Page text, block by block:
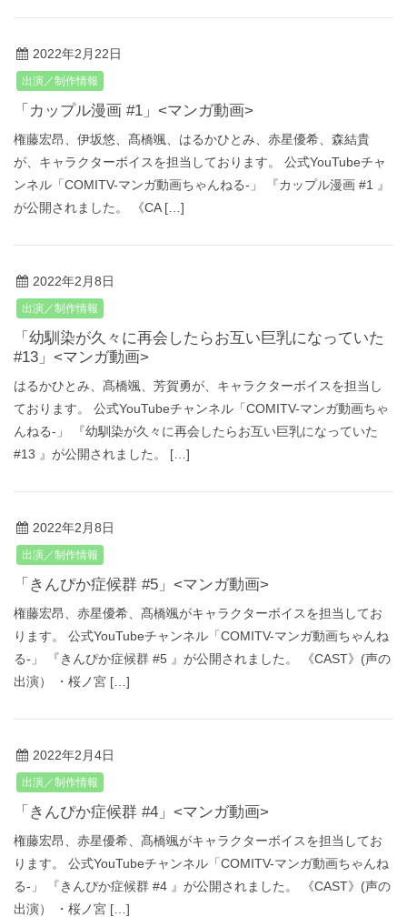
2022年2月22日
出演／制作情報
「カップル漫画 #1」<マンガ動画>
権藤宏昂、伊坂悠、髙橋颯、はるかひとみ、赤星優希、森結貴
が、キャラクターボイスを担当しております。 公式YouTubeチャ
ンネル「COMITV-マンガ動画ちゃんねる‐」 『カップル漫画 #1 』
が公開されました。 《CA […]
2022年2月8日
出演／制作情報
「幼馴染が久々に再会したらお互い巨乳になっていた
#13」<マンガ動画>
はるかひとみ、髙橋颯、芳賀勇が、キャラクターボイスを担当し
ております。 公式YouTubeチャンネル「COMITV-マンガ動画ちゃ
んねる‐」 『幼馴染が久々に再会したらお互い巨乳になっていた
#13 』が公開されました。 […]
2022年2月8日
出演／制作情報
「きんぴか症候群 #5」<マンガ動画>
権藤宏昂、赤星優希、髙橋颯がキャラクターボイスを担当してお
ります。 公式YouTubeチャンネル「COMITV-マンガ動画ちゃんね
る‐」 『きんぴか症候群 #5 』が公開されました。 《CAST》(声の
出演） ・桜ノ宮 […]
2022年2月4日
出演／制作情報
「きんぴか症候群 #4」<マンガ動画>
権藤宏昂、赤星優希、髙橋颯がキャラクターボイスを担当してお
ります。 公式YouTubeチャンネル「COMITV-マンガ動画ちゃんね
る‐」 『きんぴか症候群 #4 』が公開されました。 《CAST》(声の
出演） ・桜ノ宮 […]